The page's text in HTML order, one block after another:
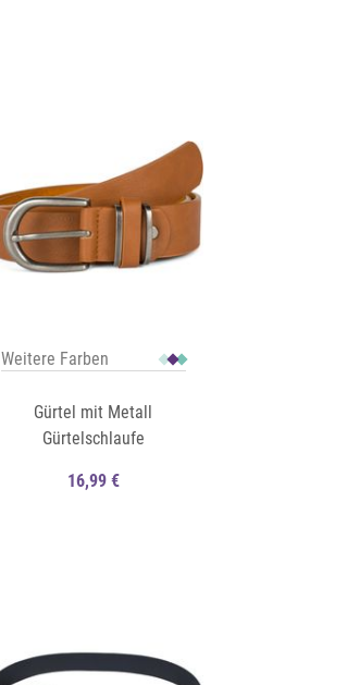
Weitere Farben
Gürtel mit Metall
Gürtelschlaufe
16,99 €